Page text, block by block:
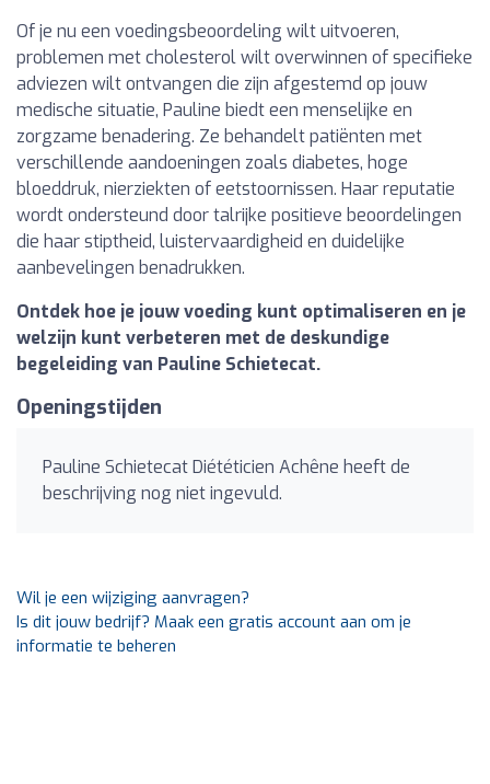
Of je nu een voedingsbeoordeling wilt uitvoeren,
problemen met cholesterol wilt overwinnen of specifieke
adviezen wilt ontvangen die zijn afgestemd op jouw
medische situatie, Pauline biedt een menselijke en
zorgzame benadering. Ze behandelt patiënten met
verschillende aandoeningen zoals diabetes, hoge
bloeddruk, nierziekten of eetstoornissen. Haar reputatie
wordt ondersteund door talrijke positieve beoordelingen
die haar stiptheid, luistervaardigheid en duidelijke
aanbevelingen benadrukken.
Ontdek hoe je jouw voeding kunt optimaliseren en je
welzijn kunt verbeteren met de deskundige
begeleiding van Pauline Schietecat.
Openingstijden
Pauline Schietecat Diététicien Achêne heeft de
beschrijving nog niet ingevuld.
Wil je een wijziging aanvragen?
Is dit jouw bedrijf? Maak een gratis account aan om je
informatie te beheren